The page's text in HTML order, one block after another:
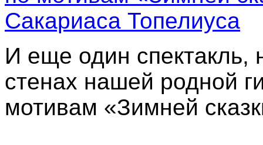
И еще один спектакль,
стенах нашей родной
мотивам «Зимней